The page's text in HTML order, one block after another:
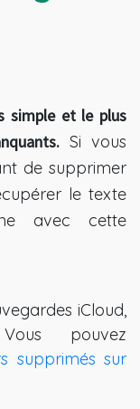
simple et le plus
Si vous
de supprimer
le texte
avec cette
iCloud,
pouvez
supprimés sur